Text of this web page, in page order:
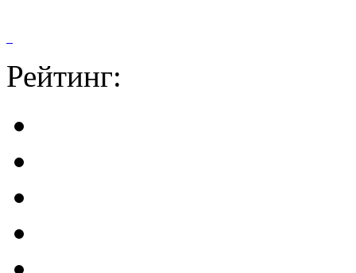
Рейтинг: